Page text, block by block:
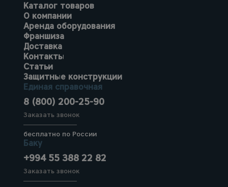
Каталог товаров
О компании
Аренда оборудования
Франшиза
Доставка
Контакты
Статьи
Защитные конструкции
Единая справочная
8 (800) 200-25-90
Заказать звонок
бесплатно по России
Баку
+994 55 388 22 82
Заказать звонок